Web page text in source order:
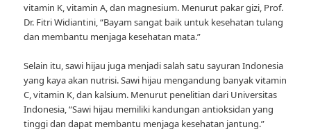
vitamin K, vitamin A, dan magnesium. Menurut pakar gizi, Prof.
Dr. Fitri Widiantini, “Bayam sangat baik untuk kesehatan tulang
dan membantu menjaga kesehatan mata.”
Selain itu, sawi hijau juga menjadi salah satu sayuran Indonesia
yang kaya akan nutrisi. Sawi hijau mengandung banyak vitamin
C, vitamin K, dan kalsium. Menurut penelitian dari Universitas
Indonesia, “Sawi hijau memiliki kandungan antioksidan yang
tinggi dan dapat membantu menjaga kesehatan jantung.”